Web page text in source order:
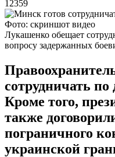
12359
Фото: скриншот видео
Лукашенко обещает
вопросу задержанных
сотрудничать по
Кроме того,
также
пограничного
украинской